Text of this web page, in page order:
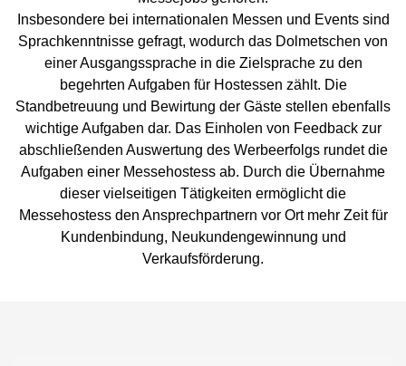
Insbesondere bei internationalen Messen und Events sind
Sprachkenntnisse gefragt, wodurch das Dolmetschen von
einer Ausgangssprache in die Zielsprache zu den
begehrten Aufgaben für Hostessen zählt. Die
Standbetreuung und Bewirtung der Gäste stellen ebenfalls
wichtige Aufgaben dar. Das Einholen von Feedback zur
abschließenden Auswertung des Werbeerfolgs rundet die
Aufgaben einer Messehostess ab. Durch die Übernahme
dieser vielseitigen Tätigkeiten ermöglicht die
Messehostess den Ansprechpartnern vor Ort mehr Zeit für
Kundenbindung, Neukundengewinnung und
Verkaufsförderung.